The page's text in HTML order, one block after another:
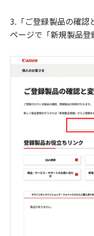
3.「ご登録製品の確認
ページで「新規製品登